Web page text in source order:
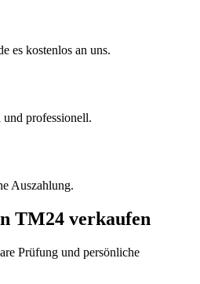
es kostenlos an uns.
professionell.
Auszahlung.
TM24 verkaufen
Prüfung und persönliche